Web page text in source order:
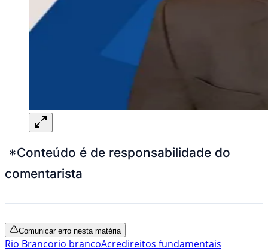
*Conteúdo é de responsabilidade do
comentarista
Comunicar erro nesta matéria
Rio Brancorio brancoAcredireitos fundamentais